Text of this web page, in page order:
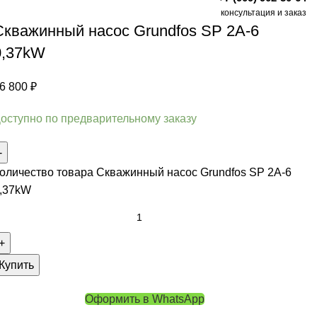
консультация и заказ
насос Grundfos SP 2A-6
800 ₽
по предварительному заказу
товара Скважинный насос Grundfos SP 2A-6
Купить
Оформить в WhatsApp